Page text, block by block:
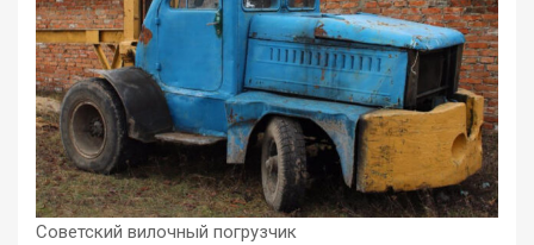
Советский вилочный погрузчик